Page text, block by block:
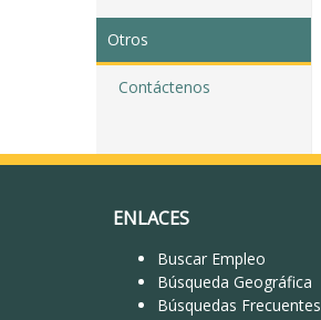
Otros
Contáctenos
ENLACES
Buscar Empleo
Búsqueda Geográfica
Búsquedas Frecuentes